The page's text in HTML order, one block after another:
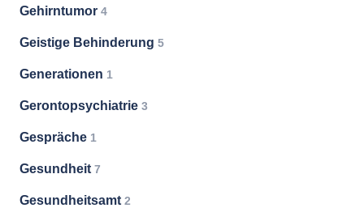
Gehirntumor 4
Geistige Behinderung 5
Generationen 1
Gerontopsychiatrie 3
Gespräche 1
Gesundheit 7
Gesundheitsamt 2